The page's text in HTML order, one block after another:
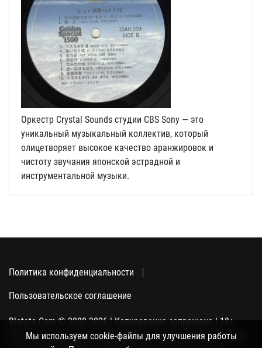
Оркестр Crystal Sounds студии CBS Sony — это
уникальный музыкальный коллектив, который
олицетворяет высокое качество аранжировок и
чистоту звучания японской эстрадной и
инструментальной музыки.
Политика конфиденциальности
Пользовательское соглашение
Blatata.Com © 2000-2026 | Копирование запрещено | 18+
Использование сайта подразумевает ваше полное согласие
Мы используем cookie-файлы для улучшения работы